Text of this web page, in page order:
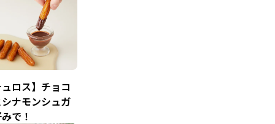
ロス】チョコ
ナモンシュガ
で！